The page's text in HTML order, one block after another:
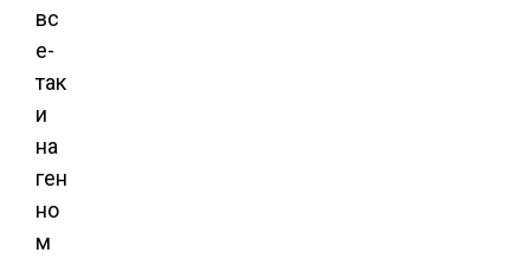
вс
е-
так
и
на
ген
но
м